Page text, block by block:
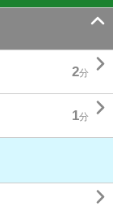

2分 
1分 
